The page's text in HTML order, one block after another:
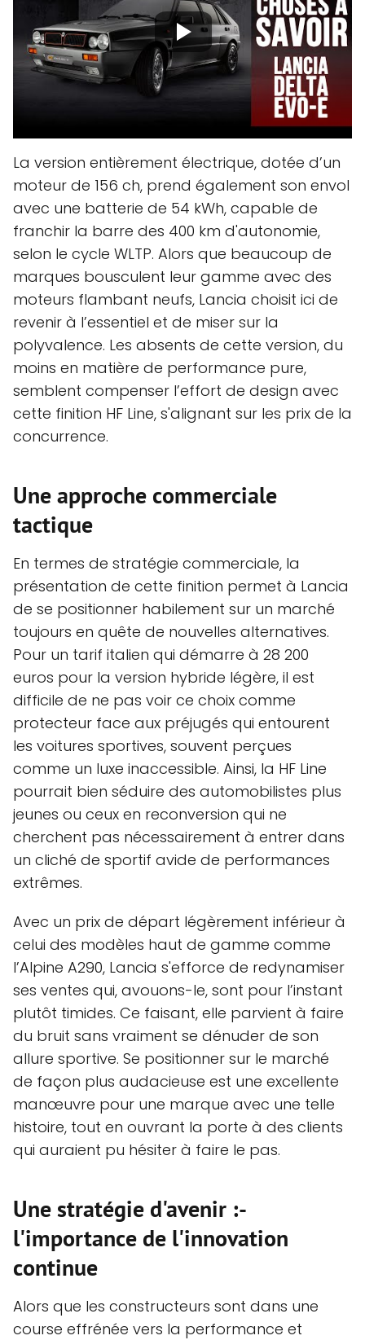
La version entièrement électrique, dotée d’un
moteur de 156 ch, prend également son envol
avec une batterie de 54 kWh, capable de
franchir la barre des 400 km d'autonomie,
selon le cycle WLTP. Alors que beaucoup de
marques bousculent leur gamme avec des
moteurs flambant neufs, Lancia choisit ici de
revenir à l’essentiel et de miser sur la
polyvalence. Les absents de cette version, du
moins en matière de performance pure,
semblent compenser l’effort de design avec
cette finition HF Line, s'alignant sur les prix de la
concurrence.
Une approche commerciale
tactique
En termes de stratégie commerciale, la
présentation de cette finition permet à Lancia
de se positionner habilement sur un marché
toujours en quête de nouvelles alternatives.
Pour un tarif italien qui démarre à 28 200
euros pour la version hybride légère, il est
difficile de ne pas voir ce choix comme
protecteur face aux préjugés qui entourent
les voitures sportives, souvent perçues
comme un luxe inaccessible. Ainsi, la HF Line
pourrait bien séduire des automobilistes plus
jeunes ou ceux en reconversion qui ne
cherchent pas nécessairement à entrer dans
un cliché de sportif avide de performances
extrêmes.
Avec un prix de départ légèrement inférieur à
celui des modèles haut de gamme comme
l’Alpine A290, Lancia s'efforce de redynamiser
ses ventes qui, avouons-le, sont pour l’instant
plutôt timides. Ce faisant, elle parvient à faire
du bruit sans vraiment se dénuder de son
allure sportive. Se positionner sur le marché
de façon plus audacieuse est une excellente
manœuvre pour une marque avec une telle
histoire, tout en ouvrant la porte à des clients
qui auraient pu hésiter à faire le pas.
Une stratégie d'avenir :-
l'importance de l'innovation
continue
Alors que les constructeurs sont dans une
course effrénée vers la performance et